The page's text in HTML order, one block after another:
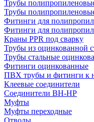
Трубы
Трубы
Фитинги для
Фитинги для
Краны PPR под сварку
Трубы из оцинкованной
Трубы стальные
Фитинги оцинкованные
ПВХ трубы и фитинги к
Клеевые соединители
Соединители ВН-НР
Муфты
Муфты переходные
Отводы